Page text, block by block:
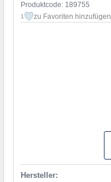
Produktcode: 189755
1 zu Favoriten hinzufügen
Hersteller: